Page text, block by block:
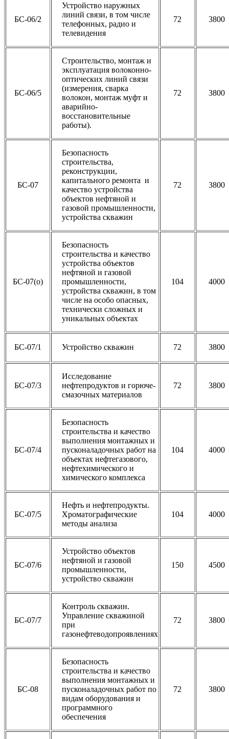
БС-06/2
Устройство наружных
линий связи, в том числе
телефонных, радио и
телевидения
72 3800
БС-06/5
Строительство, монтаж и
эксплуатация волоконно-
оптических линий связи
(измерения, сварка
волокон, монтаж муфт и
аварийно-
восстановительные
работы).
72 3800
БС-07
Безопасность
строительства,
реконструкции,
капитального ремонта и
качество устройства
объектов нефтяной и
газовой промышленности,
устройства скважин
72 3800
БС-07(о)
Безопасность
строительства и качество
устройства объектов
нефтяной и газовой
промышленности,
устройства скважин, в том
числе на особо опасных,
технически сложных и
уникальных объектах
104 4000
БС-07/1 Устройство скважин 72 3800
БС-07/3
Исследование
нефтепродуктов и горюче-
смазочных материалов
72 3800
БС-07/4
Безопасность
строительства и качество
выполнения монтажных и
пусконаладочных работ на
объектах нефтегазового,
нефтехимического и
химического комплекса
104 4000
БС-07/5
Нефть и нефтепродукты.
Хроматографические
методы анализа
104 4000
БС-07/6
Устройство объектов
нефтяной и газовой
промышленности,
устройство скважин
150 4500
БС-07/7
Контроль скважин.
Управление скважиной
при
газонефтеводопроявлениях
72 3800
БС-08
Безопасность
строительства и качество
выполнения монтажных и
пусконаладочных работ по
видам оборудования и
программного
обеспечения
72 3800